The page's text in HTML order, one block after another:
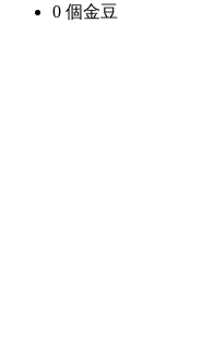
0 個金豆